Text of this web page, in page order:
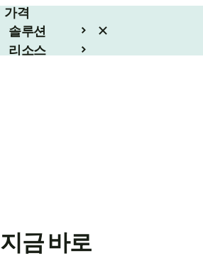
가격
솔루션
리소스
지금 바로